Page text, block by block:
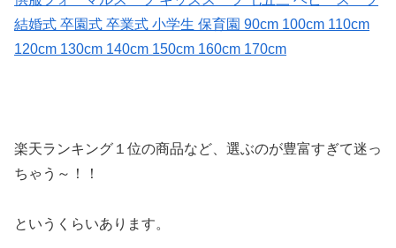
結婚式 卒園式 卒業式 小学生 保育園 90cm 100cm 110cm
120cm 130cm 140cm 150cm 160cm 170cm
楽天ランキング１位の商品など、選ぶのが豊富すぎて迷っ
ちゃう～！！
というくらいあります。